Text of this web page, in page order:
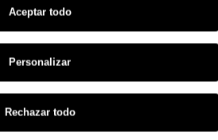
Cinta Compatible Epson ERC-23
Negro-Rojo
1,74€
Aceptar todo
Personalizar
Rechazar todo